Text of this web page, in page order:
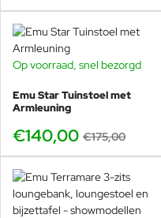
De kussens blijven het
of tijdens de winter droog
fris, comfortabel en
Emu Saint Martin
Emu Saint Martin 2-
Emu Saint Martin 3-
Emu Saint Martin
Emu Saint Martin
Emu Saint Martin
-20%
Op voorraad, snel bezorgd
Emu Star Tuinstoel met
Armleuning
€140,00 €175,00